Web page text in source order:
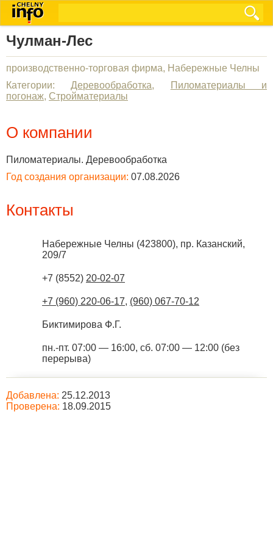
Чулман-Лес
производственно-торговая фирма, Набережные Челны
Категории:Деревообработка,
Пиломатериалы и
погонаж, Стройматериалы
О компании
Пиломатериалы. Деревообработка
Год создания организации: 07.08.2026
Контакты
Набережные Челны (423800), пр. Казанский,
209/7
+7 (8552) 20-02-07
+7 (960) 220-06-17, (960) 067-70-12
Биктимирова Ф.Г.
пн.-пт. 07:00 — 16:00, сб. 07:00 — 12:00 (без
перерыва)
Добавлена: 25.12.2013
Проверена: 18.09.2015